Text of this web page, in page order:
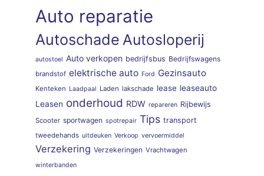
Auto reparatie
Autoschade Autosloperij
autostoel Auto verkopen bedrijfsbus Bedrijfswagens
brandstof elektrische auto Ford Gezinsauto
Kenteken Laadpaal Laden lakschade lease leaseauto
Leasen onderhoud RDW repareren Rijbewijs
Scooter sportwagen spotrepair Tips transport
tweedehands uitdeuken Verkoop vervoermiddel
Verzekering Verzekeringen Vrachtwagen
winterbanden